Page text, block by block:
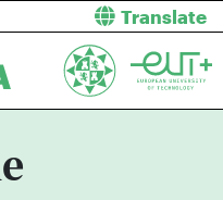
Translate